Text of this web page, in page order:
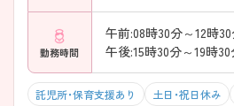
勤務時間
午前:08時30分～12時30
午後:15時30分～19時30
託児所・保育支援あり 土日・祝日休み